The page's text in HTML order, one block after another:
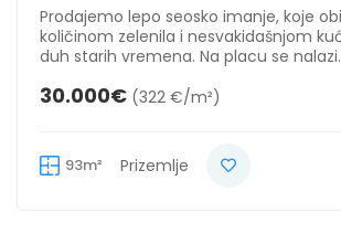
Prodajemo lepo seosko imanje, koje
količinom zelenila i nesvakidašnjom
duh starih vremena. Na placu se
30.000€ (322 €/m²)
93m² Prizemlje